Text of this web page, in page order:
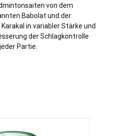
von dem
Babolat und der
in variabler Stärke und
der Schlagkontrolle
Partie.